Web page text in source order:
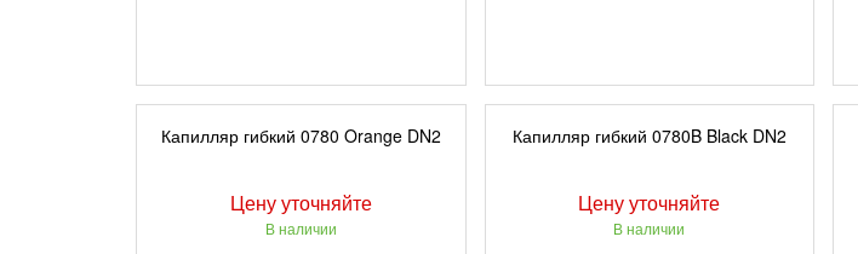
ПОДРОБНЕЕ ПОДРОБНЕЕ
Капилляр гибкий 0780 Orange DN2
Цену уточняйте
В наличии
Капилляр гибкий 0780B Black DN2
Цену уточняйте
В наличии